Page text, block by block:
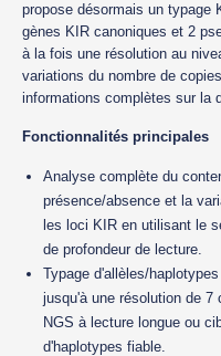
propose désormais un typage
gènes KIR canoniques et 2
à la fois une résolution au
variations du nombre de
informations complètes sur la
Fonctionnalités principales
Analyse complète du
présence/absence et la
les loci KIR en utilisant le
de profondeur de lecture.
Typage d'allèles/
jusqu'à une résolution de
NGS à lecture longue ou
d'haplotypes fiable.